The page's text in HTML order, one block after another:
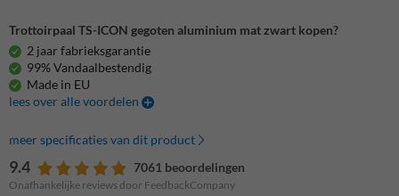
Trottoirpaal TS-ICON gegoten aluminium mat zwart kopen?
2 jaar fabrieksgarantie
99% Vandaalbestendig
Made in EU
lees over alle voordelen
meer specificaties van dit product
9.4 7061 beoordelingen
Onafhankelijke reviews door FeedbackCompany